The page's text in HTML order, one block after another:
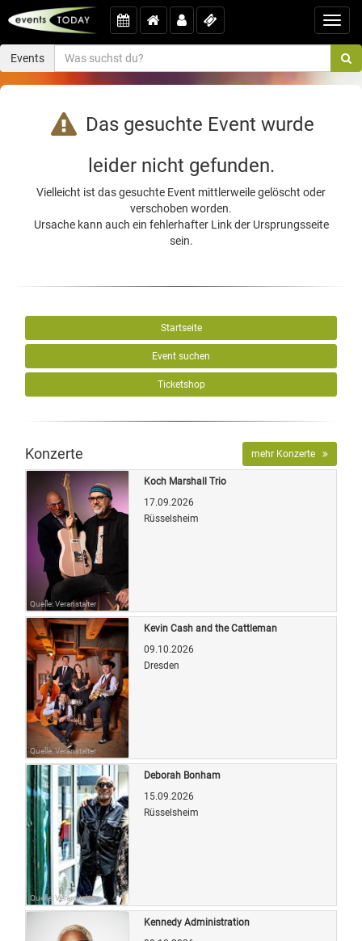
Events
Das gesuchte Event wurde
leider nicht gefunden.
Vielleicht ist das gesuchte Event mittlerweile gelöscht oder
verschoben worden.
Ursache kann auch ein fehlerhafter Link der Ursprungsseite
sein.
Startseite
Event suchen
Ticketshop
Konzerte mehr Konzerte
Quelle: Veranstalter
Koch Marshall Trio
17.09.2026
Rüsselsheim
Quelle: Veranstalter
Kevin Cash and the Cattleman
09.10.2026
Dresden
Quelle: Veranstalter
Deborah Bonham
15.09.2026
Rüsselsheim
Kennedy Administration